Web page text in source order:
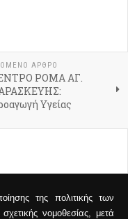
ΆΡΘΡΟ
ΡΟΜΑ ΑΓ.
Υγείας
της πολιτικής των
νομοθεσίας, μετά